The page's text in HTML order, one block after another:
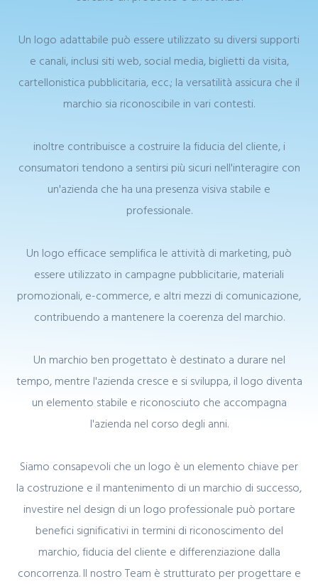
Un logo adattabile può essere utilizzato su diversi supporti
e canali, inclusi siti web, social media, biglietti da visita,
cartellonistica pubblicitaria, ecc.; la versatilità assicura che il
marchio sia riconoscibile in vari contesti.
inoltre contribuisce a costruire la fiducia del cliente, i
consumatori tendono a sentirsi più sicuri nell'interagire con
un'azienda che ha una presenza visiva stabile e
professionale.
Un logo efficace semplifica le attività di marketing, può
essere utilizzato in campagne pubblicitarie, materiali
promozionali, e-commerce, e altri mezzi di comunicazione,
contribuendo a mantenere la coerenza del marchio.
Un marchio ben progettato è destinato a durare nel
tempo, mentre l'azienda cresce e si sviluppa, il logo diventa
un elemento stabile e riconosciuto che accompagna
l'azienda nel corso degli anni.
Siamo consapevoli che un logo è un elemento chiave per
la costruzione e il mantenimento di un marchio di successo,
investire nel design di un logo professionale può portare
benefici significativi in termini di riconoscimento del
marchio, fiducia del cliente e differenziazione dalla
concorrenza. Il nostro Team è strutturato per progettare e